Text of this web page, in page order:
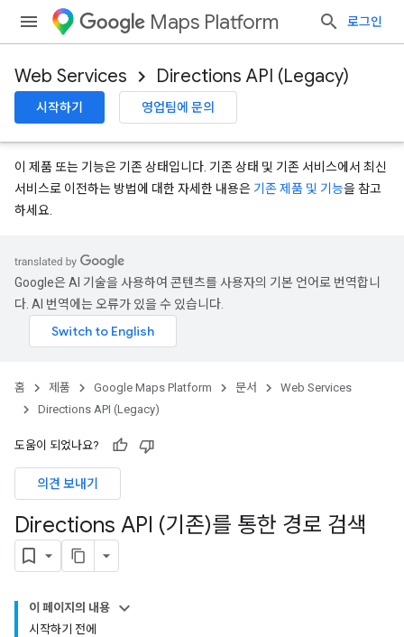
Maps Platform 로그인
Web Services Directions API (Legacy)
시작하기 영업팀에 문의
이 제품 또는 기능은 기존 상태입니다. 기존 상태 및 기존 서비스에서 최신
서비스로 이전하는 방법에 대한 자세한 내용은 기존 제품 및 기능을 참고
하세요.
Google은 AI 기술을 사용하여 콘텐츠를 사용자의 기본 언어로 번역합니
다. AI 번역에는 오류가 있을 수 있습니다.
홈 제품 Google Maps Platform 문서
Web Services
Directions API (Legacy)
도움이 되었나요?
의견 보내기
Directions API (기존)를 통한 경로 검색
이 페이지의 내용
시작하기 전에